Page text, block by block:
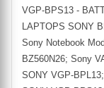
VGP-BPS13 -
LAPTOPS SONY
Sony Notebook
BZ560N26; Sony
SONY VGP-